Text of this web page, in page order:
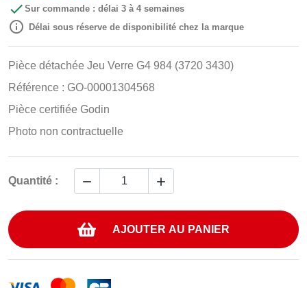
 Sur commande : délai 3 à 4 semaines
 Délai sous réserve de disponibilité chez la marque
Pièce détachée Jeu Verre G4 984 (3720 3430)
Référence : GO-00001304568
Pièce certifiée Godin
Photo non contractuelle
Quantité :  
AJOUTER AU PANIER